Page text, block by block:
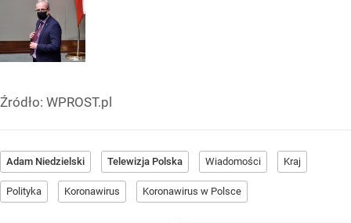
Źródło: WPROST.pl
Adam Niedzielski Telewizja Polska Wiadomości Kraj
Polityka Koronawirus Koronawirus w Polsce